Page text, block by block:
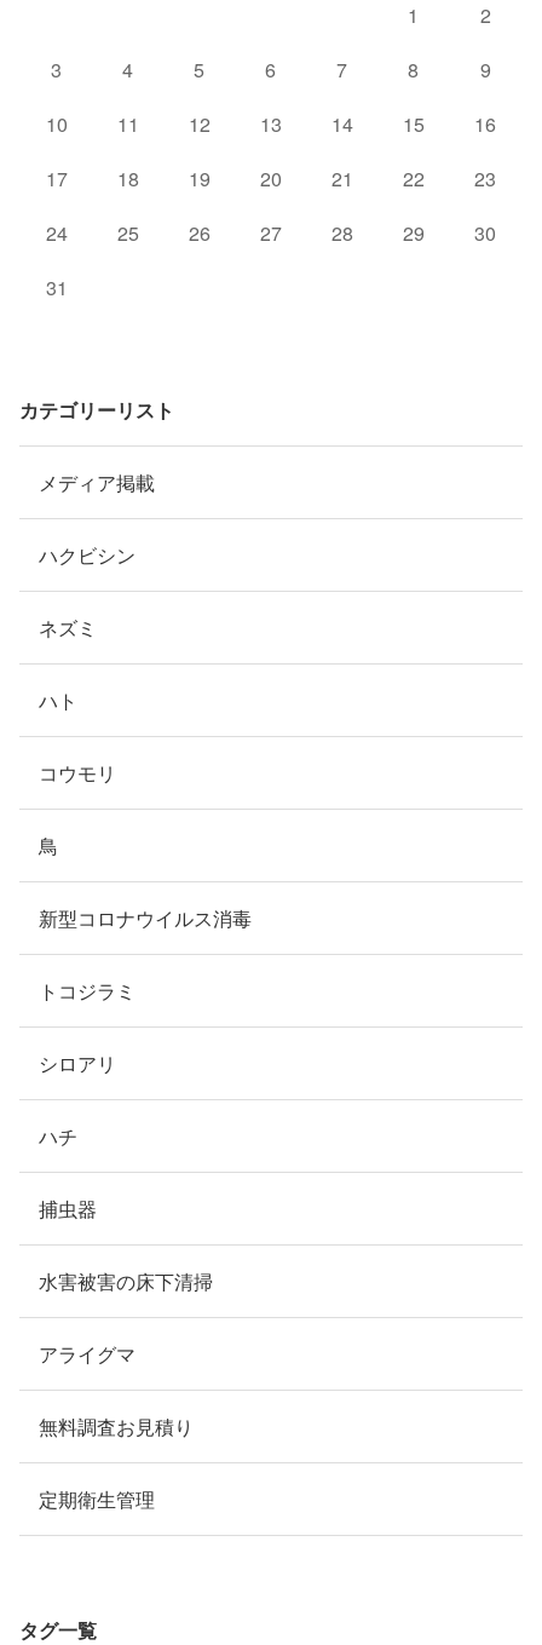
1
2
3
4 5 6 7 8
9
10
11 12 13 14 15
16
17
18 19 20 21 22
23
24
25 26 27 28 29
30
31
カテゴリーリスト
メディア掲載
ハクビシン
ネズミ
ハト
コウモリ
鳥
新型コロナウイルス消毒
トコジラミ
シロアリ
ハチ
捕虫器
水害被害の床下清掃
アライグマ
無料調査お見積り
定期衛生管理
タグ一覧